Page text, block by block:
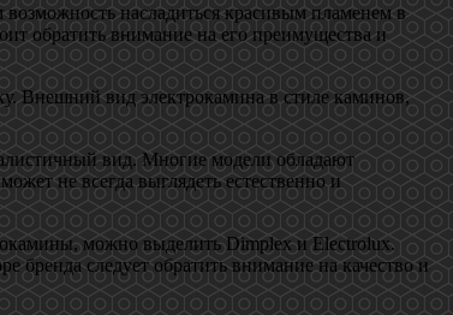
насладиться красивым пламенем в
обратить внимание на его преимущества и
Внешний вид электрокамина в стиле каминов,
вид. Многие модели обладают
не всегда выглядеть естественно и
можно выделить Dimplex и Electrolux.
следует обратить внимание на качество и